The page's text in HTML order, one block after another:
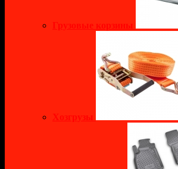
Грузовые корзины
Хозгрузы